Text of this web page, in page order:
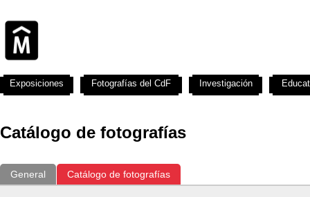
Catálogo de fotografías
General Catálogo de fotografías
Exposiciones Fotografías del CdF Investigación